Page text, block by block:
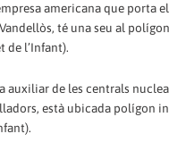
americana que porta
té una seu al
de l’Infant).
auxiliar de les centrals
està ubicada polígon